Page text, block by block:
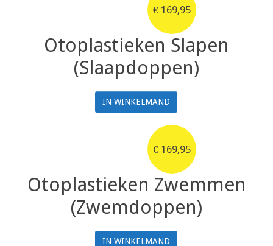
€ 169,95
Otoplastieken Slapen
(Slaapdoppen)
IN WINKELMAND
€ 169,95
Otoplastieken Zwemmen
(Zwemdoppen)
IN WINKELMAND